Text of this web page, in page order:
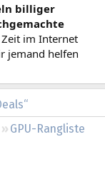
GPU-Rangliste
billiger
Zeit im Internet
jemand helfen